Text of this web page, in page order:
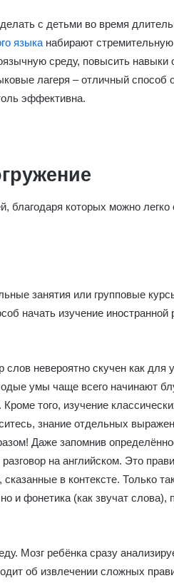
с детьми во время
языка набирают стремительную
среду, повысить
лагеря – отличный способ
эффективна.
благодаря которых можно легко
занятия или групповые
начать изучение иностранной
невероятно скучен как для
умы чаще всего начинают
того, изучение
знание отдельных
Даже запомнив
на английском. Это
в контексте. Только
и фонетика (как звучат слова),
Мозг ребёнка сразу
об извлечении сложных